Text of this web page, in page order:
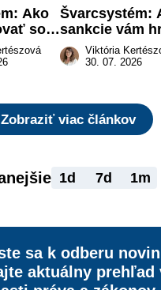
Ako
so
Švarcsystém:
sankcie vám
a prečo
zaplatiť
Viktória
30. 07. 2026
Zobraziť viac článkov
1d 7d 1m
sa k odberu
aktuálny prehľad